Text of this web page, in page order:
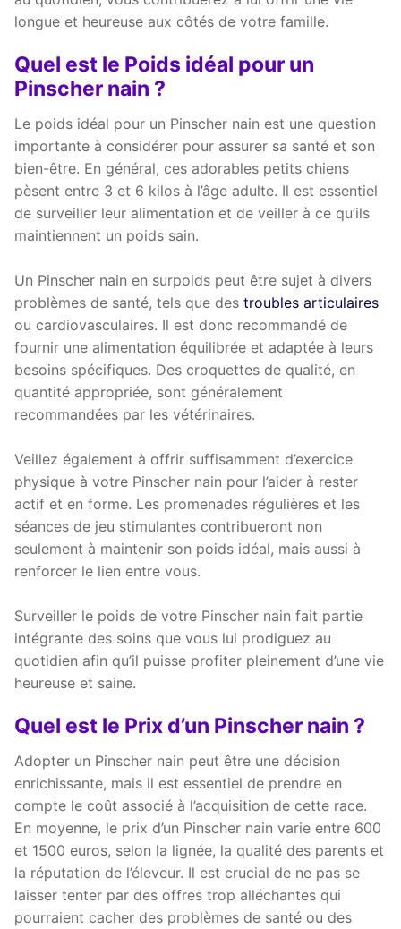
longue et heureuse aux côtés de votre famille.
Quel est le Poids idéal pour un
Pinscher nain ?
Le poids idéal pour un Pinscher nain est une question
importante à considérer pour assurer sa santé et son
bien-être. En général, ces adorables petits chiens
pèsent entre 3 et 6 kilos à l’âge adulte. Il est essentiel
de surveiller leur alimentation et de veiller à ce qu’ils
maintiennent un poids sain.
Un Pinscher nain en surpoids peut être sujet à divers
problèmes de santé, tels que des troubles articulaires
ou cardiovasculaires. Il est donc recommandé de
fournir une alimentation équilibrée et adaptée à leurs
besoins spécifiques. Des croquettes de qualité, en
quantité appropriée, sont généralement
recommandées par les vétérinaires.
Veillez également à offrir suffisamment d’exercice
physique à votre Pinscher nain pour l’aider à rester
actif et en forme. Les promenades régulières et les
séances de jeu stimulantes contribueront non
seulement à maintenir son poids idéal, mais aussi à
renforcer le lien entre vous.
Surveiller le poids de votre Pinscher nain fait partie
intégrante des soins que vous lui prodiguez au
quotidien afin qu’il puisse profiter pleinement d’une vie
heureuse et saine.
Quel est le Prix d’un Pinscher nain ?
Adopter un Pinscher nain peut être une décision
enrichissante, mais il est essentiel de prendre en
compte le coût associé à l’acquisition de cette race.
En moyenne, le prix d’un Pinscher nain varie entre 600
et 1500 euros, selon la lignée, la qualité des parents et
la réputation de l’éleveur. Il est crucial de ne pas se
laisser tenter par des offres trop alléchantes qui
pourraient cacher des problèmes de santé ou des